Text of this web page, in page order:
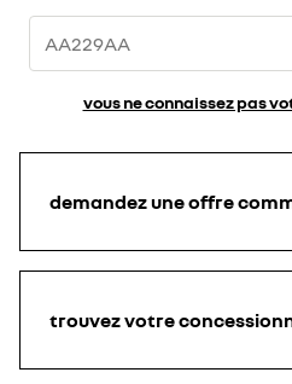
vous ne connaissez pas
demandez une offre
trouvez votre